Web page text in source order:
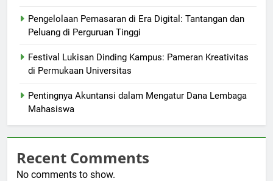
Pengelolaan Pemasaran di Era Digital: Tantangan dan
Peluang di Perguruan Tinggi
Festival Lukisan Dinding Kampus: Pameran Kreativitas
di Permukaan Universitas
Pentingnya Akuntansi dalam Mengatur Dana Lembaga
Mahasiswa
Recent Comments
No comments to show.